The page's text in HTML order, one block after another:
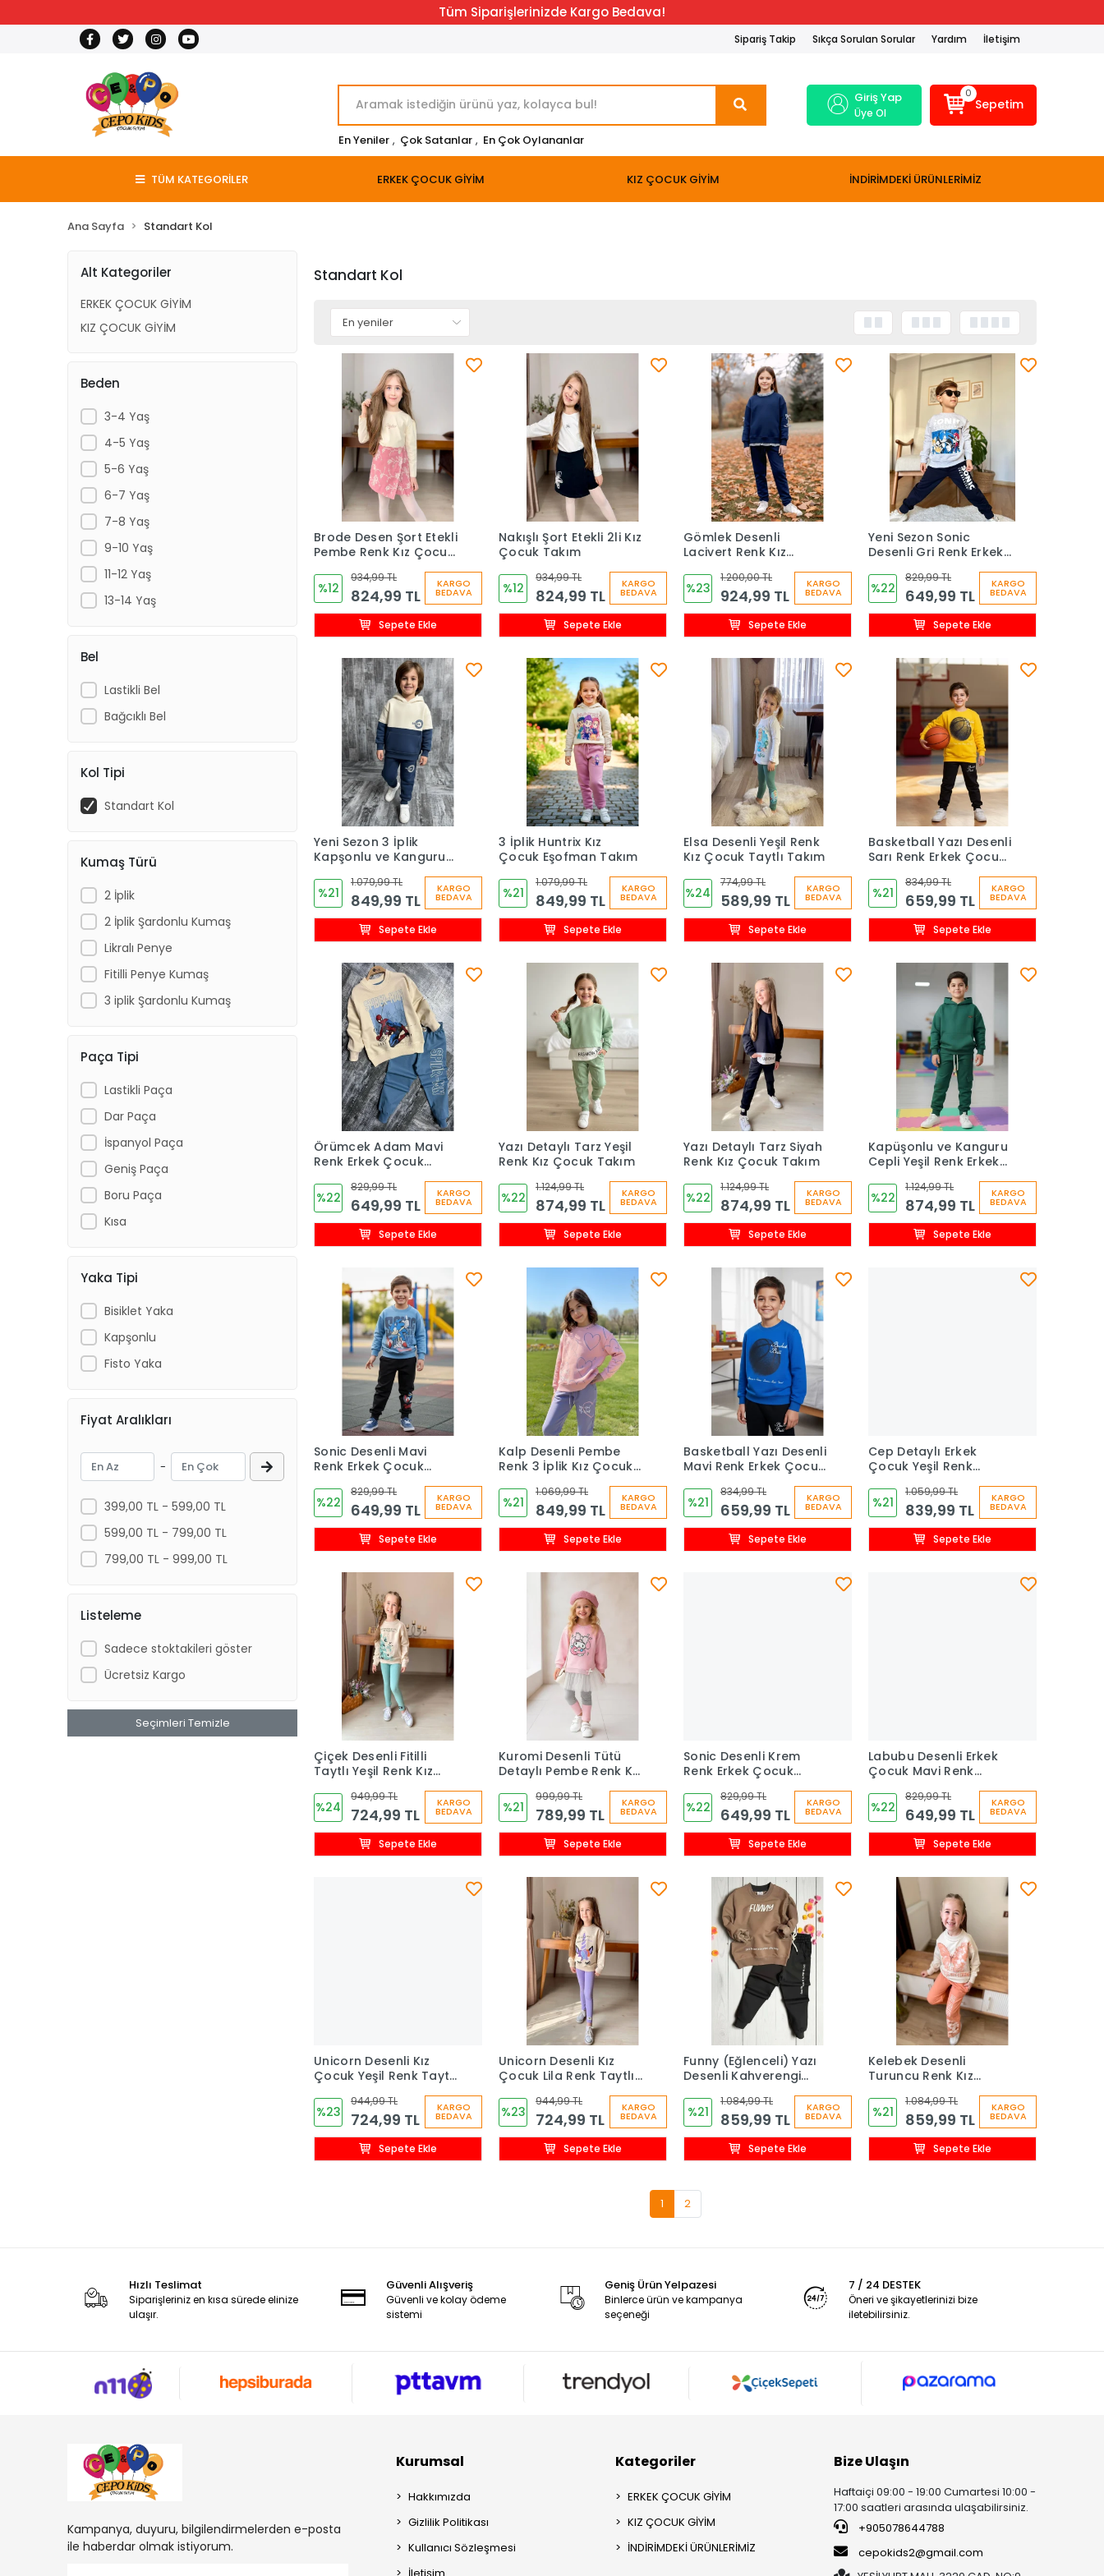
Tüm Siparişlerinizde Kargo Bedava!
Sipariş Takip Sıkça Sorulan Sorular Yardım İletişim
En Yeniler , Çok Satanlar , En Çok Oylananlar
Giriş Yap
Üye Ol
0
Sepetim
TÜM KATEGORİLER ERKEK ÇOCUK GİYİM KIZ ÇOCUK GİYİM İNDİRİMDEKİ ÜRÜNLERİMİZ
Ana Sayfa Standart Kol
Alt Kategoriler
ERKEK ÇOCUK GİYİM
KIZ ÇOCUK GİYİM
Beden
3-4 Yaş
4-5 Yaş
5-6 Yaş
6-7 Yaş
7-8 Yaş
9-10 Yaş
11-12 Yaş
13-14 Yaş
Bel
Lastikli Bel
Bağcıklı Bel
Kol Tipi
Standart Kol
Kumaş Türü
2 İplik
2 İplik Şardonlu Kumaş
Likralı Penye
Fitilli Penye Kumaş
3 iplik Şardonlu Kumaş
Paça Tipi
Lastikli Paça
Dar Paça
İspanyol Paça
Geniş Paça
Boru Paça
Kısa
Yaka Tipi
Bisiklet Yaka
Kapşonlu
Fisto Yaka
Fiyat Aralıkları
-
399,00 TL - 599,00 TL
599,00 TL - 799,00 TL
799,00 TL - 999,00 TL
Listeleme
Sadece stoktakileri göster
Ücretsiz Kargo
Seçimleri Temizle
Standart Kol
Brode Desen Şort Etekli
Pembe Renk Kız Çocuk
%12
934,99 TL
824,99 TL
KARGO
BEDAVA
Sepete Ekle
Nakışlı Şort Etekli 2li Kız
Çocuk Takım
%12
934,99 TL
824,99 TL
KARGO
BEDAVA
Sepete Ekle
Gömlek Desenli
Lacivert Renk Kız
%23
1.200,00 TL
924,99 TL
KARGO
BEDAVA
Sepete Ekle
Yeni Sezon Sonic
Desenli Gri Renk Erkek
%22
829,99 TL
649,99 TL
KARGO
BEDAVA
Sepete Ekle
Yeni Sezon 3 İplik
Kapşonlu ve Kanguru
Eşofman Takım
%21
1.079,99 TL
849,99 TL
KARGO
BEDAVA
Sepete Ekle
3 İplik Huntrix Kız
Çocuk Eşofman Takım
%21
1.079,99 TL
849,99 TL
KARGO
BEDAVA
Sepete Ekle
Elsa Desenli Yeşil Renk
Kız Çocuk Taytlı Takım
%24
774,99 TL
589,99 TL
KARGO
BEDAVA
Sepete Ekle
Basketball Yazı Desenli
Sarı Renk Erkek Çocuk
%21
834,99 TL
659,99 TL
KARGO
BEDAVA
Sepete Ekle
Örümcek Adam Mavi
Renk Erkek Çocuk
%22
829,99 TL
649,99 TL
KARGO
BEDAVA
Sepete Ekle
Yazı Detaylı Tarz Yeşil
Renk Kız Çocuk Takım
%22
1.124,99 TL
874,99 TL
KARGO
BEDAVA
Sepete Ekle
Yazı Detaylı Tarz Siyah
Renk Kız Çocuk Takım
%22
1.124,99 TL
874,99 TL
KARGO
BEDAVA
Sepete Ekle
Kapüşonlu ve Kanguru
Cepli Yeşil Renk Erkek
%22
1.124,99 TL
874,99 TL
KARGO
BEDAVA
Sepete Ekle
Sonic Desenli Mavi
Renk Erkek Çocuk
%22
829,99 TL
649,99 TL
KARGO
BEDAVA
Sepete Ekle
Kalp Desenli Pembe
Renk 3 İplik Kız Çocuk
%21
1.069,99 TL
849,99 TL
KARGO
BEDAVA
Sepete Ekle
Basketball Yazı Desenli
Mavi Renk Erkek Çocuk
%21
834,99 TL
659,99 TL
KARGO
BEDAVA
Sepete Ekle
Cep Detaylı Erkek
Çocuk Yeşil Renk
%21
1.059,99 TL
839,99 TL
KARGO
BEDAVA
Sepete Ekle
Çiçek Desenli Fitilli
Taytlı Yeşil Renk Kız
%24
949,99 TL
724,99 TL
KARGO
BEDAVA
Sepete Ekle
Kuromi Desenli Tütü
Detaylı Pembe Renk Kız
%21
999,99 TL
789,99 TL
KARGO
BEDAVA
Sepete Ekle
Sonic Desenli Krem
Renk Erkek Çocuk
%22
829,99 TL
649,99 TL
KARGO
BEDAVA
Sepete Ekle
Labubu Desenli Erkek
Çocuk Mavi Renk
%22
829,99 TL
649,99 TL
KARGO
BEDAVA
Sepete Ekle
Unicorn Desenli Kız
Çocuk Yeşil Renk Taytlı
%23
944,99 TL
724,99 TL
KARGO
BEDAVA
Sepete Ekle
Unicorn Desenli Kız
Çocuk Lila Renk Taytlı
%23
944,99 TL
724,99 TL
KARGO
BEDAVA
Sepete Ekle
Funny (Eğlenceli) Yazı
Desenli Kahverengi
Takım
%21
1.084,99 TL
859,99 TL
KARGO
BEDAVA
Sepete Ekle
Kelebek Desenli
Turuncu Renk Kız
%21
1.084,99 TL
859,99 TL
KARGO
BEDAVA
Sepete Ekle
1 2
Hızlı Teslimat
Siparişleriniz en kısa sürede elinize
ulaşır.
Güvenli Alışveriş
Güvenli ve kolay ödeme
sistemi
Geniş Ürün Yelpazesi
Binlerce ürün ve kampanya
seçeneği
7 / 24 DESTEK
Öneri ve şikayetlerinizi bize
iletebilirsiniz.
Kampanya, duyuru, bilgilendirmelerden e-posta
ile haberdar olmak istiyorum.
Kurumsal
Hakkımızda
Gizlilik Politikası
Kullanıcı Sözleşmesi
Kategoriler
ERKEK ÇOCUK GİYİM
KIZ ÇOCUK GİYİM
İNDİRİMDEKİ ÜRÜNLERİMİZ
Bize Ulaşın
Haftaiçi 09:00 - 19:00 Cumartesi 10:00 -
17:00 saatleri arasında ulaşabilirsiniz.
+905078644788
cepokids2@gmail.com